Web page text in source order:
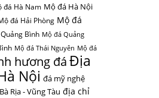
đá Hà Nam Mộ đá Hà Nội
đá Hải Phòng Mộ đá
Bình Mộ đá Quảng
Mộ đá Thái Nguyên Mộ đá
hương đáĐịa
Nội đá mỹ nghệ
Rịa - Vũng Tàu địa chỉ